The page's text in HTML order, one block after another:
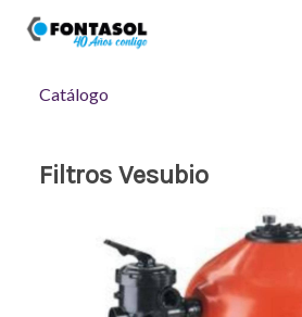
Catálogo
Filtros Vesubio